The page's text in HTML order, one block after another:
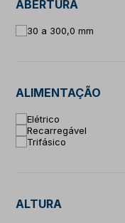
ABERTURA
30 a 300,0 mm
ALIMENTAÇÃO
Elétrico
Recarregável
Trifásico
ALTURA